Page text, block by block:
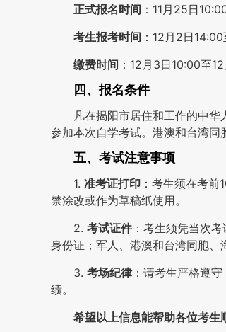
正式报名时间 ：11月25日
考生报考时间 ：12月2日
缴费时间 ：12月3日10:00至
四、报名条件
凡在揭阳市居住和工作的中
参加本次自学考试。港澳和台湾同
五、考试注意事项
1. 准考证打印 ：考生须在考
禁涂改或作为草稿纸使用。
2. 考试证件：考生须凭当次
身份证；军人、港澳和台湾同胞、
3. 考场纪律：请考生严格遵
绩。
希望以上信息能帮助各位考